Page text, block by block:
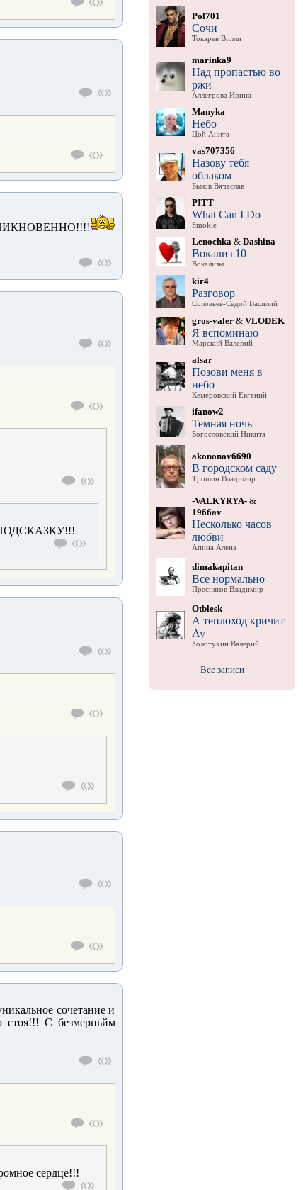
сочетание и
стоя!!! С безмерньйм
сердце!!!
Pol701
Сочи
Токарев Вилли
marinka9
Над пропастью во
ржи
Аллегрова Ирина
Manyka
Небо
Цой Анита
vas707356
Назову тебя
облаком
Быков Вячеслав
PITT
What Can I Do
Smokie
Lenochka & Dashina
Вокализ 10
Вокализы
kir4
Разговор
Соловьев-Седой Василий
gros-valer& VLODEK
Я вспоминаю
Марский Валерий
alsar
Позови меня в
небо
Кемеровский Евгений
ifanow2
Темная ночь
Богословский Никита
akononov6690
В городском саду
Трошин Владимир
-VALKYRYA-&
1966av
Несколько часов
любви
Апина Алена
dimakapitan
Все нормально
Пресняков Владимир
Otblesk
А теплоход кричит
Ау
Золотухин Валерий
Все записи